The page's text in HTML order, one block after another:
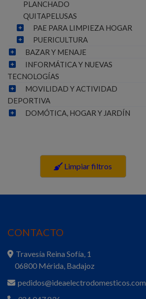
PLANCHADO
QUITAPELUSAS
PAE PARA LIMPIEZA HOGAR
PUERICULTURA
BAZAR Y MENAJE
INFORMÁTICA Y NUEVAS
TECNOLOGÍAS
MOVILIDAD Y ACTIVIDAD
DEPORTIVA
DOMÓTICA, HOGAR Y JARDÍN
Limpiar filtros
CONTACTO
Travesía Reina Sofía, 1
06800 Mérida, Badajoz
pedidos@ideaelectrodomesticos.com